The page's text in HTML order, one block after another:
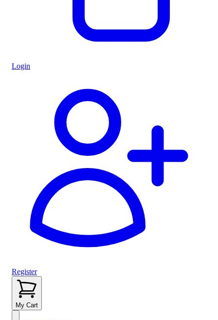
Login
Register
My Cart